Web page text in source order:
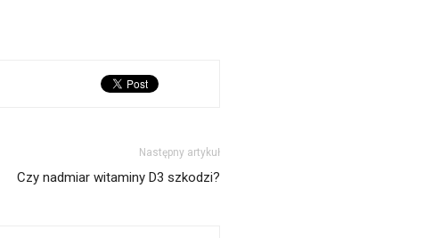
Następny artykuł
Czy nadmiar witaminy D3 szkodzi?